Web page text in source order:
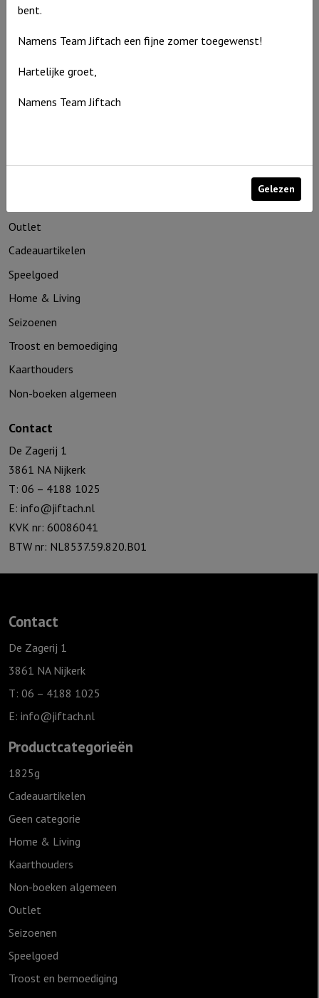
Outlet
Cadeauartikelen
Speelgoed
Home & Living
Seizoenen
Troost en bemoediging
Kaarthouders
Non-boeken algemeen
Contact
De Zagerij 1
3861 NA Nijkerk
T: 06 – 4188 1025
E: info@jiftach.nl
KVK nr: 60086041
BTW nr: NL8537.59.820.B01
Dubbel met
auto’s
Op
Dubbel
aantal
Contact
De Zagerij 1
3861 NA Nijkerk
T: 06 – 4188 1025
E: info@jiftach.nl
Productcategorieën
1825g
Cadeauartikelen
Geen categorie
Home & Living
Kaarthouders
Non-boeken algemeen
Outlet
Seizoenen
Speelgoed
Troost en bemoediging
bent.
Namens Team Jiftach een fijne zomer toegewenst!
Hartelijke groet,
Namens Team Jiftach
Gelezen